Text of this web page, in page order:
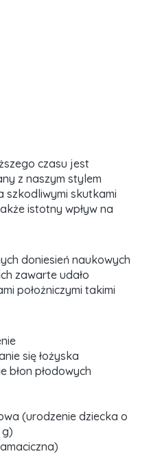
czasu jest
z naszym stylem
szkodliwymi skutkami
istotny wpływ na
doniesień naukowych
zawarte udało
położniczymi takimi
się łożyska
błon płodowych
(urodzenie dziecka o
g)